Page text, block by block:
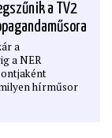
a TV2
a
a NER
hírműsor